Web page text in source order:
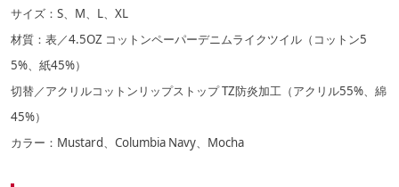
サイズ：S、M、L、XL
材質：表／4.5OZ コットンペーパーデニムライクツイル（コットン5
5%、紙45%）
切替／アクリルコットンリップストップ TZ防炎加工（アクリル55%、綿
45%）
カラー：Mustard、Columbia Navy、Mocha